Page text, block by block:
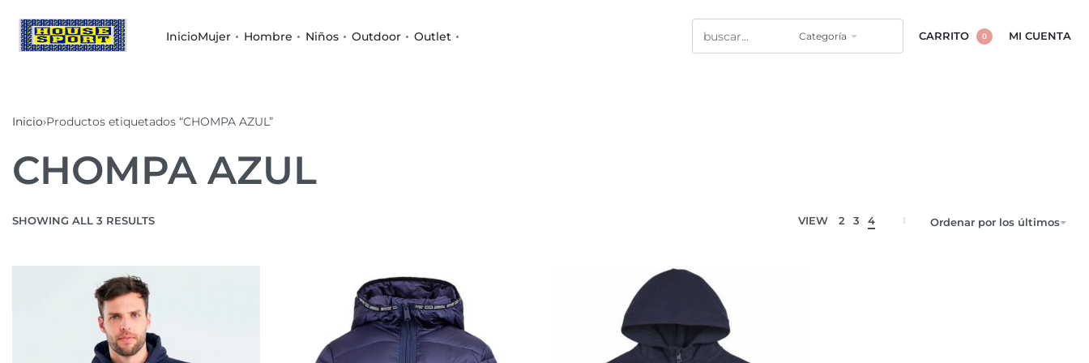
InicioMujer Hombre Niños Outdoor Outlet Categoría CARRITO 0 MI CUENTA
Inicio›Productos etiquetados “CHOMPA AZUL”
CHOMPA AZUL
SHOWING ALL 3 RESULTS VIEW 2 3 4 Ordenar por los últimos